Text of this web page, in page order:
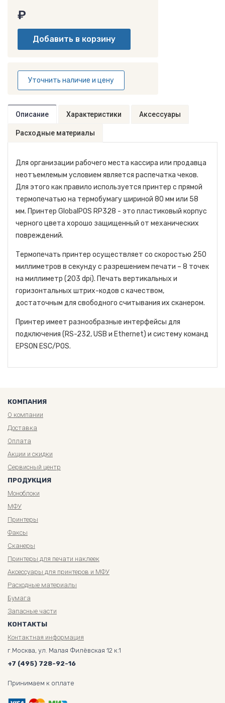
₽
Уточнить наличие и цену
Описание Характеристики Аксессуары
Расходные материалы
Для организации рабочего места кассира или продавца
неотъемлемым условием является распечатка чеков.
Для этого как правило используется принтер с прямой
термопечатью на термобумагу шириной 80 мм или 58
мм. Принтер GlobalPOS RP328 - это пластиковый корпус
черного цвета хорошо защищенный от механических
повреждений.
Термопечать принтер осуществляет со скоростью 250
миллиметров в секунду с разрешением печати – 8 точек
на миллиметр (203 dpi). Печать вертикальных и
горизонтальных штрих-кодов с качеством,
достаточным для свободного считывания их сканером.
Принтер имеет разнообразные интерфейсы для
подключения (RS-232, USB и Ethernet) и систему команд
EPSON ESC/POS.
КОМПАНИЯ
О компании
Доставка
Оплата
Акции и скидки
Сервисный центр
ПРОДУКЦИЯ
Моноблоки
МФУ
Принтеры
Факсы
Сканеры
Принтеры для печати наклеек
Аксессуары для принтеров и МФУ
Расходные материалы
Бумага
Запасные части
КОНТАКТЫ
Контактная информация
г.Москва, ул. Малая Филёвская 12 к.1
+7 (495) 728-92-16
Принимаем к оплате